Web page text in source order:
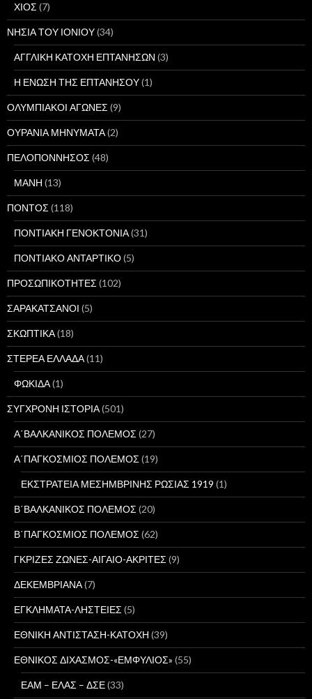
ΧΙΟΣ (7)
ΝΗΣΙΑ ΤΟΥ ΙΟΝΙΟΥ(34)
ΑΓΓΛΙΚΗ ΚΑΤΟΧΗ ΕΠΤΑΝΗΣΩΝ (3)
Η ΕΝΩΣΗ ΤΗΣ ΕΠΤΑΝΗΣΟΥ(1)
ΟΛΥΜΠΙΑΚΟΙ ΑΓΩΝΕΣ (9)
ΟΥΡΑΝΙΑ ΜΗΝΥΜΑΤΑ(2)
ΠΕΛΟΠΟΝΝΗΣΟΣ (48)
ΜΑΝΗ (13)
ΠΟΝΤΟΣ (118)
ΠΟΝΤΙΑΚΗ ΓΕΝΟΚΤΟΝΙΑ(31)
ΠΟΝΤΙΑΚΟ ΑΝΤΑΡΤΙΚΟ(5)
ΠΡΟΣΩΠΙΚΟΤΗΤΕΣ (102)
ΣΑΡΑΚΑΤΣΑΝΟΙ (5)
ΣΚΩΠΤΙΚΑ(18)
ΣΤΕΡΕΑ ΕΛΛΑΔΑ(11)
ΦΩΚΙΔΑ(1)
ΣΥΓΧΡΟΝΗ ΙΣΤΟΡΙΑ(501)
Α΄ΒΑΛΚΑΝΙΚΟΣ ΠΟΛΕΜΟΣ (27)
Α΄ΠΑΓΚΟΣΜΙΟΣ ΠΟΛΕΜΟΣ (19)
ΕΚΣΤΡΑΤΕΙΑ ΜΕΣΗΜΒΡΙΝΗΣ ΡΩΣΙΑΣ 1919 (1)
Β΄ΒΑΛΚΑΝΙΚΟΣ ΠΟΛΕΜΟΣ (20)
Β΄ΠΑΓΚΟΣΜΙΟΣ ΠΟΛΕΜΟΣ (62)
ΓΚΡΙΖΕΣ ΖΩΝΕΣ-ΑΙΓΑΙΟ-ΑΚΡΙΤΕΣ (9)
ΔΕΚΕΜΒΡΙΑΝΑ(7)
ΕΓΚΛΗΜΑΤΑ-ΛΗΣΤΕΙΕΣ (5)
ΕΘΝΙΚΗ ΑΝΤΙΣΤΑΣΗ-ΚΑΤΟΧΗ (39)
ΕΘΝΙΚΟΣ ΔΙΧΑΣΜΟΣ-«ΕΜΦΥΛΙΟΣ» (55)
ΕΑΜ – ΕΛΑΣ – ΔΣΕ(33)